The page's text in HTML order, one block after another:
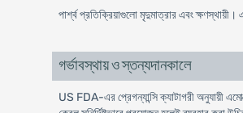
পার্শ্ব প্রতিক্রিয়াগুলো মৃদুমাত্রার এবং
গর্ভাবস্থায় ও স্তন্যদানকালে
US FDA-এর প্রেগন্যান্সি ক্যাটাগরী অনুযায়ী